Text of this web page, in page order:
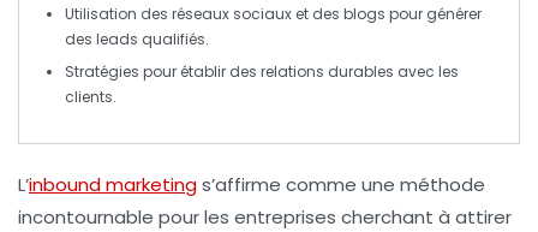
Utilisation des réseaux sociaux et des blogs pour générer
des leads qualifiés.
Stratégies pour établir des relations durables avec les
clients.
L’inbound marketings’affirme comme une méthode
incontournable pour les entreprises cherchant à attirer